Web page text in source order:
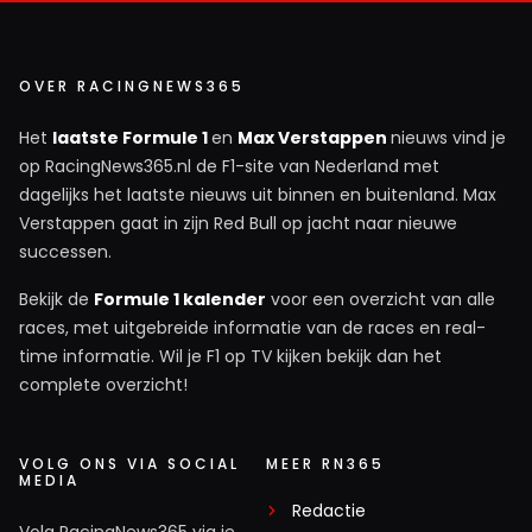
29 september 2025 08:54
hebben gelaten, maar dat de 'fans' dat blijkbaar niet
kunnen. En klikken.... Zit je nog op school? Als je team
radio bedoelt, heb je Alonso, Sainz, en Max wel eens
gehoord? Die zijn precies hetzelfde. Al de coureurs
want elk voordeel en elke punt telt. En bang voor
Max? Doe even normaal, zeg. De reden waarom GR
wat minder benoemt wordt is niet om zijn
persoonlijkheid, maar omdat hij minder 'flash' is als
fouten. Dat mag best wel een beetje respect dragen
OVER RACINGNEWS365
Het laatste Formule 1en Max Verstappen nieuws vind je
op RacingNews365.nl de F1-site van Nederland met
dagelijks het laatste nieuws uit binnen en buitenland. Max
Verstappen gaat in zijn Red Bull op jacht naar nieuwe
successen.
Bekijk de Formule 1 kalender voor een overzicht van alle
races, met uitgebreide informatie van de races en real-
time informatie. Wil je F1 op TV kijken bekijk dan het
complete overzicht!
VOLG ONS VIA SOCIAL
MEDIA
MEER RN365
Redactie